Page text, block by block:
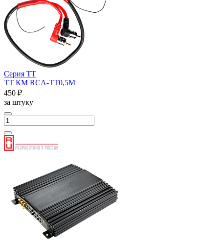
Серия ТТ
ТТ КМ RCA-ТТ0,5М
450 ₽
за штуку